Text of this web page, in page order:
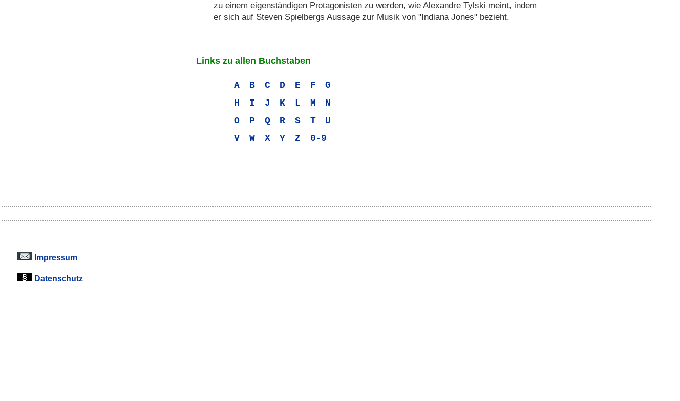
zu einem eigenständigen Protagonisten zu werden, wie Alexandre Tylski meint, indem
er sich auf Steven Spielbergs Aussage zur Musik von "Indiana Jones" bezieht.
Links zu allen Buchstaben
A B C D E F
G
H
I J K L M
N
O
P Q R S T
U
V
W X Y Z 0-9
Impressum
Datenschutz